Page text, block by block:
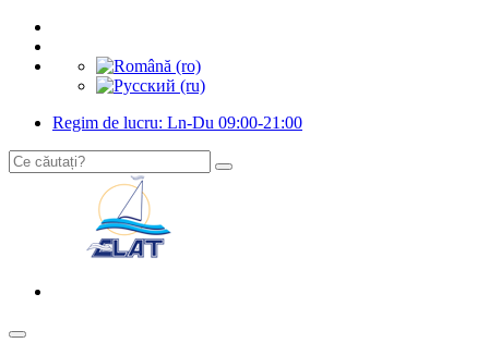
Regim de lucru: Ln-Du 09:00-21:00